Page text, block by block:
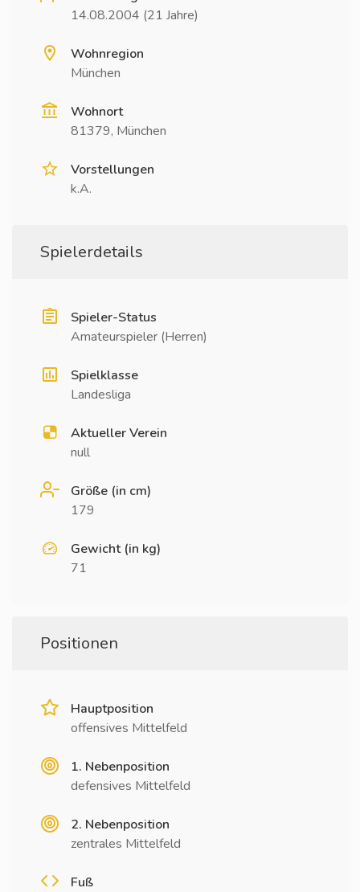
14.08.2004 (21 Jahre)
Wohnregion
München
Wohnort
81379, München
Vorstellungen
k.A.
Spielerdetails
Spieler-Status
Amateurspieler (Herren)
Spielklasse
Landesliga
Aktueller Verein
null
Größe (in cm)
179
Gewicht (in kg)
71
Positionen
Hauptposition
offensives Mittelfeld
1. Nebenposition
defensives Mittelfeld
2. Nebenposition
zentrales Mittelfeld
Fuß